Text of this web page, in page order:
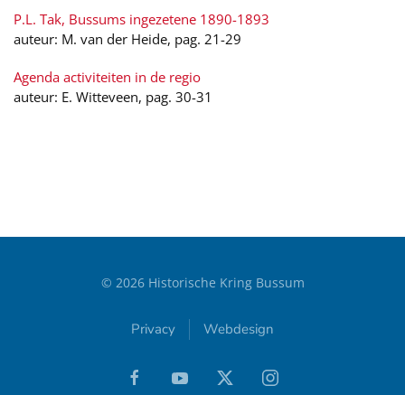
P.L. Tak, Bussums ingezetene 1890-1893
auteur: M. van der Heide, pag. 21-29
Agenda activiteiten in de regio
auteur: E. Witteveen, pag. 30-31
© 2026Historische Kring Bussum
Privacy Webdesign